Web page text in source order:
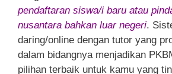
pendaftaran siswa/i baru atau
nusantara bahkan luar negeri.
daring/online dengan tutor yang
dalam bidangnya menjadikan
pilihan terbaik untuk kamu yang